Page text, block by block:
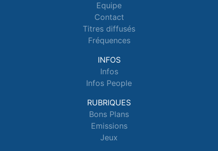
Equipe
Contact
Titres diffusés
Fréquences
INFOS
Infos
Infos People
RUBRIQUES
Bons Plans
Emissions
Jeux